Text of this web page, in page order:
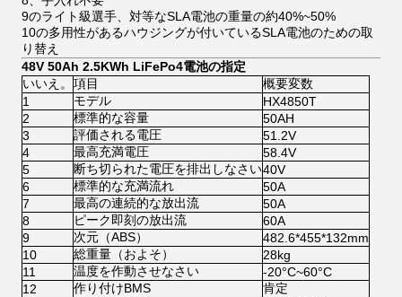
9のライト級選手、対等なSLA電池の重量の約40%~50%
10の多用性があるハウジングが付いているSLA電池のための取
り替え
48V 50Ah 2.5KWh LiFePo4電池の指定
いいえ。 項目
概要変数
1
モデル
HX4850T
2
標準的な容量
50AH
3
評価される電圧
51.2V
4
最高充満電圧
58.4V
5
断ち切られた電圧を排出しなさい40V
6
標準的な充満流れ
50A
7
最高の連続的な放出流
50A
8
ピーク即刻の放出流
60A
9
次元（ABS）
482.6*455*132mm
10
総重量（およそ）
28kg
11
温度を作動させなさい
-20°C~60°C
12
作り付けBMS
肯定